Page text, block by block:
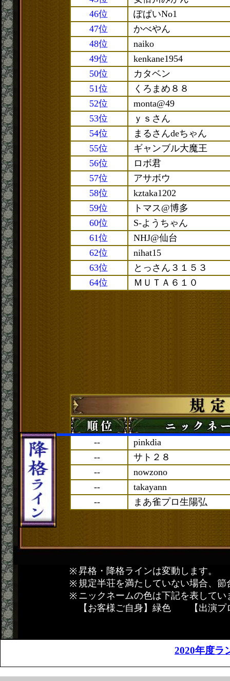
46位
ぽぱいNo1
47位
かべやん
48位
naiko
49位
kenkane1954
50位
カタベン
51位
くろまめ８８
52位
monta@49
53位
ｙｓさん
54位
まるさんdeちゃん
55位
ギャンブル大魔王
56位
ロボ君
57位
アサボウ
58位
kztaka1202
59位
トマス@博多
60位
S-ようちゃん
61位
NHJ@仙台
62位
nihat15
63位
とっさん３１５３
64位
ＭＵＴＡ６１０
--
pinkdia
--
サト２８
--
nowzono
--
takayann
--
まあ雀プロ生陽弘
昇格・降格ラインは変動します。
規定半荘を満たしていない場合、
ニックネームの色は下記を表してい
【お客様ご自身】緑色 【出演
2020年度ラ